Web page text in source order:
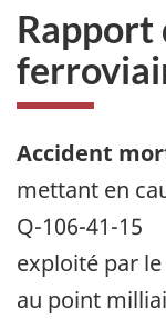
Rapport
Accident
mettant en
Q-106-41-15
exploité par
au point